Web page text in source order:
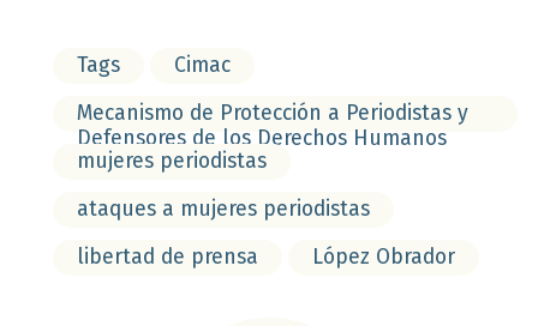
Tags
Cimac
Mecanismo de Protección a Periodistas y
Defensores de los Derechos Humanos
mujeres periodistas
ataques a mujeres periodistas
libertad de prensa
López Obrador